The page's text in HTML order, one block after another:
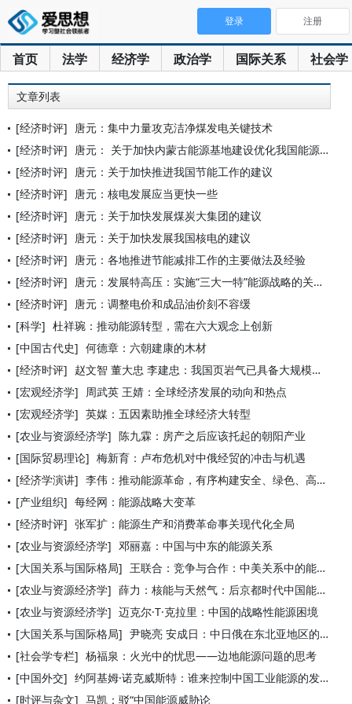
首页 法学 经济学 政治学 国际关系 社会学
登录 注册
文章列表
[经济时评] 唐元：集中力量攻克洁净煤发电关键技术
[经济时评] 唐元： 关于加快内蒙古能源基地建设优化我国能源布局的几点建议
[经济时评] 唐元：关于加快推进我国节能工作的建议
[经济时评] 唐元：核电发展应当更快一些
[经济时评] 唐元：关于加快发展煤炭大集团的建议
[经济时评] 唐元：关于加快发展我国核电的建议
[经济时评] 唐元：各地推进节能减排工作的主要做法及经验
[经济时评] 唐元：发展特高压：实施“三大一特”能源战略的关键环节 ——
[经济时评] 唐元：调整电价和成品油价刻不容缓
[科学] 杜祥琬：推动能源转型，需在六大观念上创新
[中国古代史] 何德章：六朝建康的木材
[经济时评] 赵文智 董大忠 李建忠：我国页岩气已具备大规模商业开发条件
[宏观经济学] 周武英 王婧：全球经济发展的动向和热点
[宏观经济学] 英媒：五因素助推全球经济大转型
[农业与资源经济学] 陈九霖：房产之后应该托起的朝阳产业
[国际贸易理论] 梅新育：卢布危机对中俄经贸的冲击与机遇
[经济学演讲] 李伟：推动能源革命，有序构建安全、绿色、高效的能源系统
[产业组织] 每经网：能源战略大变革
[经济时评] 张军扩：能源生产和消费革命事关现代化全局
[农业与资源经济学] 邓丽嘉：中国与中东的能源关系
[大国关系与国际格局] 王联合：竞争与合作：中美关系中的能源因素
[农业与资源经济学] 薛力：核能与天然气：后京都时代中国能源的关键
[农业与资源经济学] 迈克尔·T·克拉里：中国的战略性能源困境
[大国关系与国际格局] 尹晓亮 安成日：中日俄在东北亚地区的能源博弈
[社会学专栏] 杨福泉：火光中的忧思——边地能源问题的思考
[中国外交] 约阿基姆·诺克威斯特：谁来控制中国工业能源的发展以及如何控制
[时评与杂文] 马凯：驳“中国能源威胁论